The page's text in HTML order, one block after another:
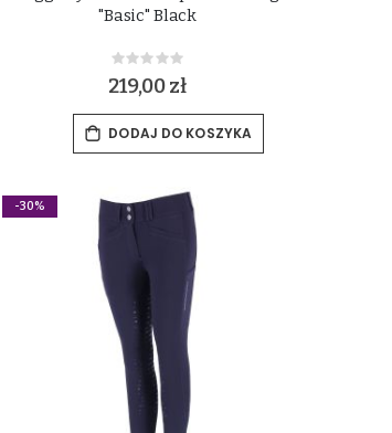
"Basic" Black
Rating:
0%
219,00 zł
DODAJ DO KOSZYKA
-30%